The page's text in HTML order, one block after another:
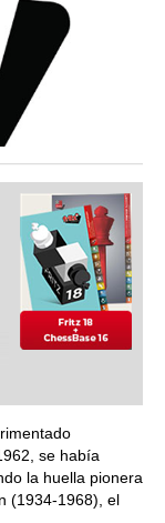
se había
la huella pionera
(1934-1968), el